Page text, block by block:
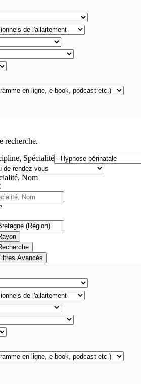
recherche.
Spécialité
Nom
Avancés